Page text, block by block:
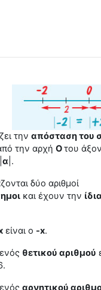
την απόσταση του
την αρχή Οτου
α |.
δύο αριθμοί
και έχουν την ίδια
είναι ο -x.
θετικού αριθμού
αρνητικού